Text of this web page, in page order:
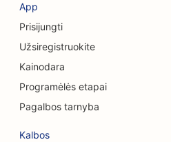
SEO konsultacinėms įmonėms
Delis SEO
App
Prisijungti
Užsiregistruokite
Kainodara
Programėlės etapai
Pagalbos tarnyba
Kalbos